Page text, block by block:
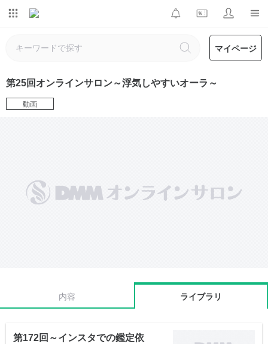
マイページ
第25回オンラインサロン～浮気しやすいオーラ～
動画
内容 ライブラリ
第172回～インスタでの鑑定依